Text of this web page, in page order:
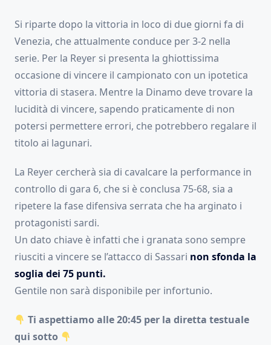
Si riparte dopo la vittoria in loco di due giorni fa di
Venezia, che attualmente conduce per 3-2 nella
serie. Per la Reyer si presenta la ghiottissima
occasione di vincere il campionato con un ipotetica
vittoria di stasera. Mentre la Dinamo deve trovare la
lucidità di vincere, sapendo praticamente di non
potersi permettere errori, che potrebbero regalare il
titolo ai lagunari.
La Reyer cercherà sia di cavalcare la performance in
controllo di gara 6, che si è conclusa 75-68, sia a
ripetere la fase difensiva serrata che ha arginato i
protagonisti sardi.
Un dato chiave è infatti che i granata sono sempre
riusciti a vincere se l’attacco di Sassari non sfonda la
soglia dei 75 punti.
Gentile non sarà disponibile per infortunio.
Ti aspettiamo alle 20:45 per la diretta testuale
qui sotto